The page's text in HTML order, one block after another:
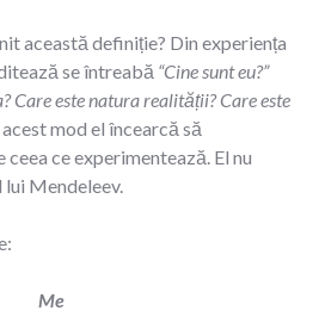
această definiție? Din experiența
se întreabă “Cine sunt eu?”
Care este natura realității? Care este
mod el încearcă să
ce experimentează. El nu
Mendeleev.
Me